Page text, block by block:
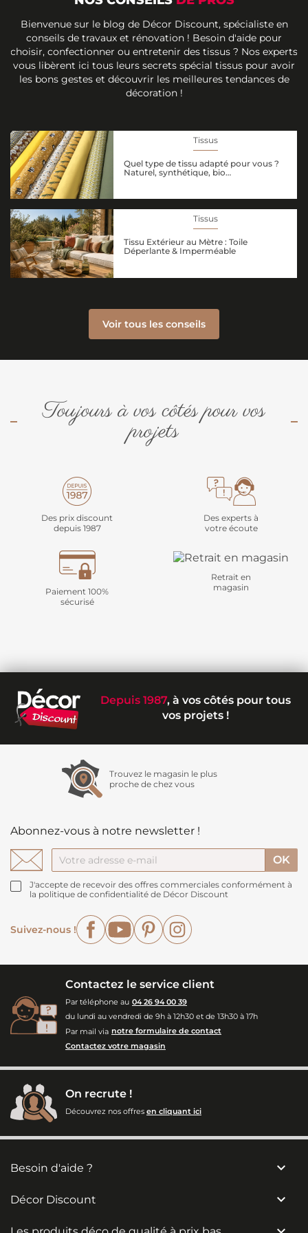
Bienvenue sur le blog de Décor Discount, spécialiste en
conseils de travaux et rénovation ! Besoin d'aide pour
choisir, confectionner ou entretenir des tissus ? Nos experts
vous libèrent ici tous leurs secrets spécial tissus pour avoir
les bons gestes et découvrir les meilleures tendances de
décoration !
Tissus
Quel type de tissu adapté pour vous ?
Naturel, synthétique, bio…
Tissus
Tissu Extérieur au Mètre : Toile
Déperlante & Imperméable
Voir tous les conseils
Toujours à vos côtés pour vos
projets
Des prix discount
depuis 1987
Des experts à
votre écoute
Paiement 100%
sécurisé
Retrait en
magasin
Depuis 1987, à vos côtés pour tous
vos projets !
Trouvez le magasin le plus
proche de chez vous
Abonnez-vous à notre newsletter !
J'accepte de recevoir des offres commerciales conformément à
la politique de confidentialité de Décor Discount
Suivez-nous !
FacebookYouTubePinterest
Contactez le service client
Par téléphone au 04 26 94 00 39
du lundi au vendredi de 9h à 12h30 et de 13h30 à 17h
Par mail via notre formulaire de contact
Contactez votre magasin
On recrute !
Découvrez nos offres en cliquant ici
Besoin d'aide ? 
Décor Discount 